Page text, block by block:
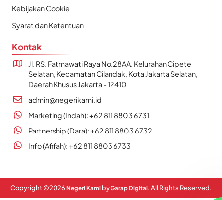
Kebijakan Cookie
Syarat dan Ketentuan
Kontak
Jl. RS. Fatmawati Raya No.28AA, Kelurahan Cipete
Selatan, Kecamatan Cilandak, Kota Jakarta Selatan,
Daerah Khusus Jakarta - 12410
admin@negerikami.id
Marketing (Indah): +62 811 8803 6731
Partnership (Dara): +62 811 8803 6732
Info (Afifah): +62 811 8803 6733
Copyright ©2026 Negeri Kami byGarap Digital. All Rights Reserved.